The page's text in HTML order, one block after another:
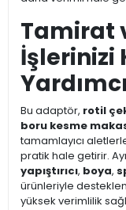
Tamirat
İşlerinizi
Bu adaptör, rotil
boru kesme
tamamlayıcı
pratik hale getirir.
yapıştırıcı, boya,
ürünleriyle
yüksek verimlilik